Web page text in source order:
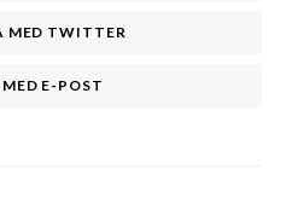
MED TWITTER
E-POST